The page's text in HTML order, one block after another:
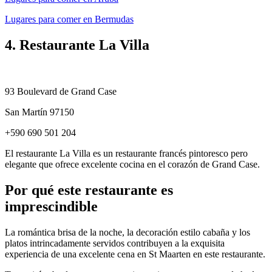
Lugares para comer en Bermudas
4. Restaurante La Villa
93 Boulevard de Grand Case
San Martín 97150
+590 690 501 204
El restaurante La Villa es un restaurante francés pintoresco pero
elegante que ofrece excelente cocina en el corazón de Grand Case.
Por qué este restaurante es
imprescindible
La romántica brisa de la noche, la decoración estilo cabaña y los
platos intrincadamente servidos contribuyen a la exquisita
experiencia de una excelente cena en St Maarten en este restaurante.